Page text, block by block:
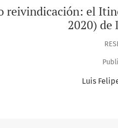
reivindicación: el
2020) de
Luis